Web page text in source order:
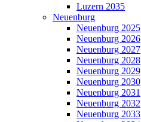
Luzern 2035
Neuenburg
Neuenburg 2025
Neuenburg 2026
Neuenburg 2027
Neuenburg 2028
Neuenburg 2029
Neuenburg 2030
Neuenburg 2031
Neuenburg 2032
Neuenburg 2033